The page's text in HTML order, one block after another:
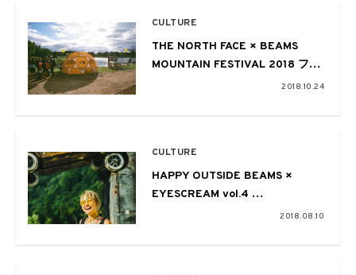
CULTURE
THE NORTH FACE × BEAMS
MOUNTAIN FESTIVAL 2018 フォ
トレポート 〜都市と街を繋ぐ新た
2018.10.24
CULTURE
HAPPY OUTSIDE BEAMS ×
EYESCREAM vol.4
〜FUJI ROCK FESTIVAL ’18〜
2018.08.10